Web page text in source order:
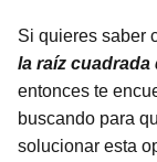
Si quieres saber
la raíz cuadrada
entonces te
buscando para
solucionar esta